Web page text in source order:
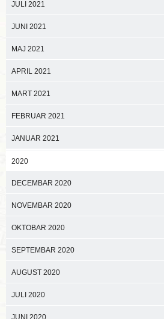
JULI 2021
JUNI 2021
MAJ 2021
APRIL 2021
MART 2021
FEBRUAR 2021
JANUAR 2021
2020
DECEMBAR 2020
NOVEMBAR 2020
OKTOBAR 2020
SEPTEMBAR 2020
AUGUST 2020
JULI 2020
JUNI 2020